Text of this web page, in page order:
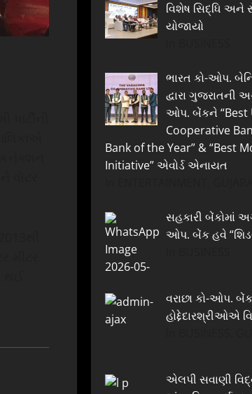
વિશેષ સિદ્ધિ અને
યોજાયો
ભારત કો-ઓપ.
દ્વારા ગુજરાતની
ઓપ. બેંકને “Best
Cooperative
Bank of the Year” & “Best
Initiative” એવોર્ડ એનાયત
સહકારી બેંકોમાં
ઓપ. બેંક હવે
વરાછા કો-ઓપ.
હોદ્દેદારશ્રીઓએ
એલપી સવાણી